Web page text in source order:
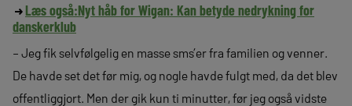
Læs også:Nyt håb for Wigan: Kan betyde nedrykning for
danskerklub
– Jeg fik selvfølgelig en masse sms’er fra familien og venner.
De havde set det før mig, og nogle havde fulgt med, da det blev
offentliggjort. Men der gik kun ti minutter, før jeg også vidste